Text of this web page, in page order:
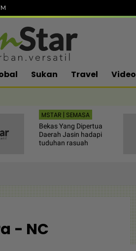
Sukan Travel Video
MSTAR | SEMASA
Bekas Yang Dipertua
Daerah Jasin hadapi
tuduhan rasuah
- NC